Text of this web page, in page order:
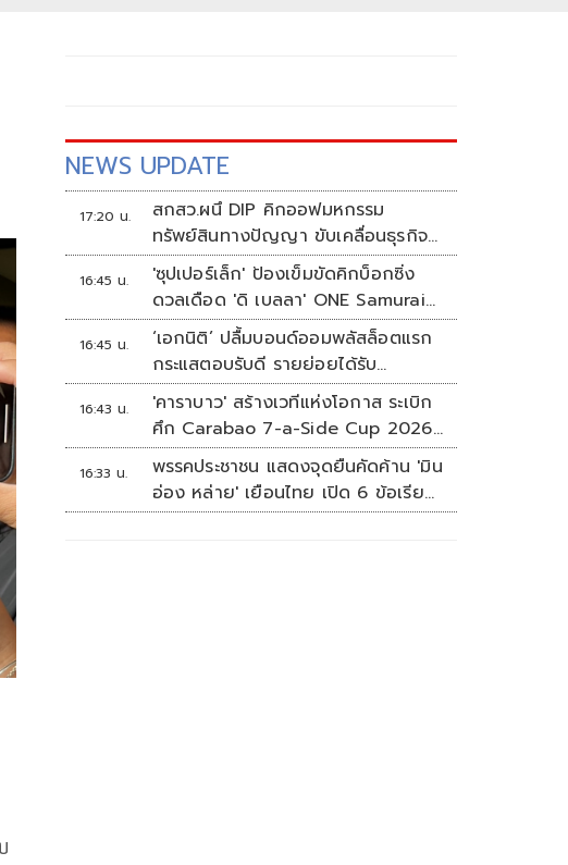
NEWS UPDATE
17:20 น.
สกสว.ผนึ DIP คิกออฟมหกรรม
ทรัพย์สินทางปัญญา ขับเคลื่อนธุรกิจ
ไทยสู่อนาคต
16:45 น.
'ซุปเปอร์เล็ก' ป้องเข็มขัดคิกบ็อกซิ่ง
ดวลเดือด 'ดิ เบลลา' ONE Samurai
4
16:45 น.
‘เอกนิติ’ ปลื้มบอนด์ออมพลัสล็อตแรก
กระแสตอบรับดี รายย่อยได้รับ
จัดสรร2.2หมื่นคน เปิดจองรอบใหม่
ก.ย.นี้
16:43 น.
'คาราบาว' สร้างเวทีแห่งโอกาส ระเบิก
ศึก Carabao 7-a-Side Cup 2026
หาแชมป์ดูบอลที่เวมบลีย์
16:33 น.
พรรคประชาชน แสดงจุดยืนคัดค้าน 'มิน
อ่อง หล่าย' เยือนไทย เปิด 6 ข้อเรียก
ร้องรัฐสภา-รัฐบาล